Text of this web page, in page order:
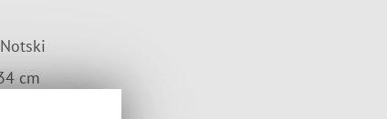
cm